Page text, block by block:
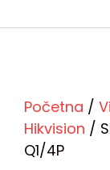
Početna /
Hikvision /
Q1/4P